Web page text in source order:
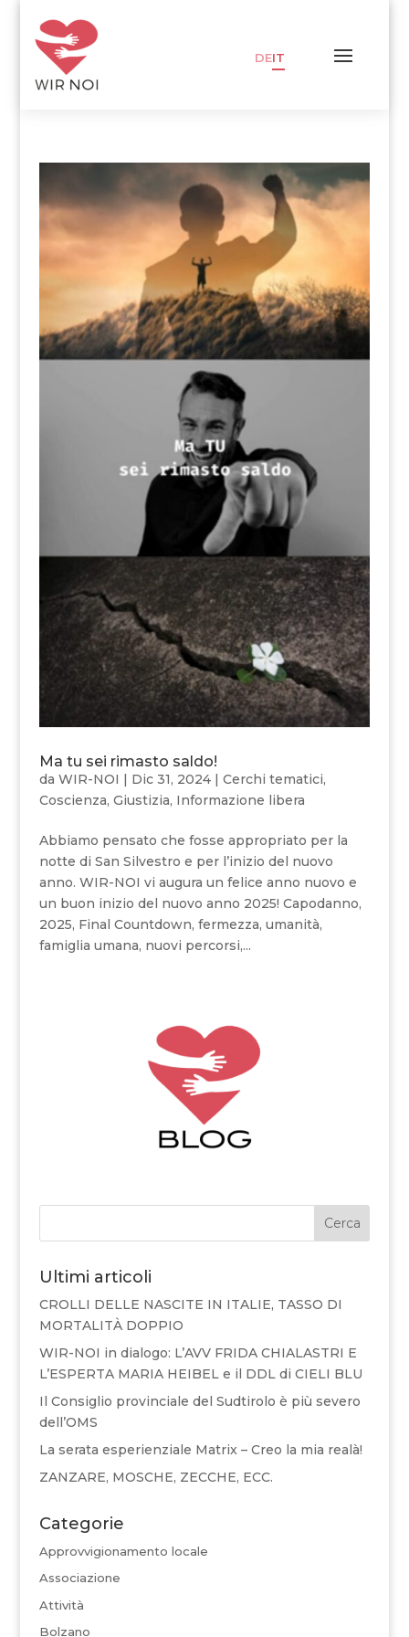
DEIT
Ma tu sei rimasto saldo!
da WIR-NOI | Dic 31, 2024| Cerchi tematici,
Coscienza, Giustizia, Informazione libera
Abbiamo pensato che fosse appropriato per la
notte di San Silvestro e per l’inizio del nuovo
anno. WIR-NOI vi augura un felice anno nuovo e
un buon inizio del nuovo anno 2025! Capodanno,
2025, Final Countdown, fermezza, umanità,
famiglia umana, nuovi percorsi,...
Cerca
Ultimi articoli
CROLLI DELLE NASCITE IN ITALIE, TASSO DI
MORTALITÀ DOPPIO
WIR-NOI in dialogo: L’AVV FRIDA CHIALASTRI E
L’ESPERTA MARIA HEIBEL e il DDL di CIELI BLU
Il Consiglio provinciale del Sudtirolo è più severo
dell’OMS
La serata esperienziale Matrix – Creo la mia realà!
ZANZARE, MOSCHE, ZECCHE, ECC.
Categorie
Approvvigionamento locale
Associazione
Attività
Bolzano